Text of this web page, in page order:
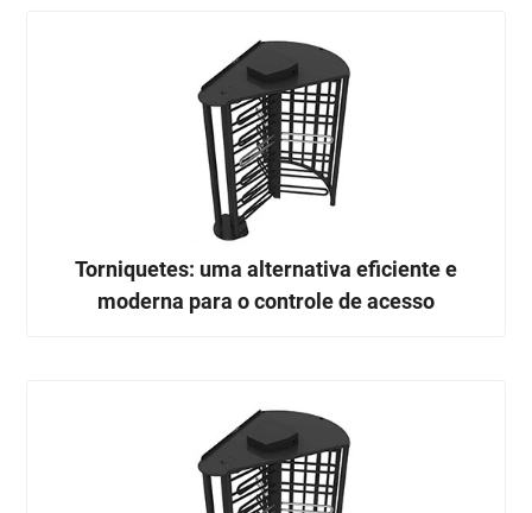
Torniquetes: uma alternativa eficiente e
moderna para o controle de acesso